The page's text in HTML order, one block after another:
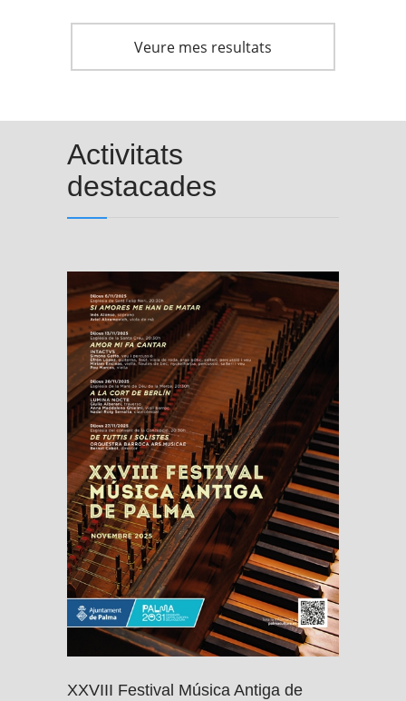
Veure mes resultats
Activitats
destacades
XXVIII Festival Música Antiga de